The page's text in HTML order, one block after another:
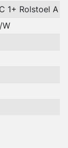
1+ Rolstoel A
W